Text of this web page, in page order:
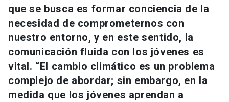
Universidad
Información para keyboard_arrow_down
Futuros estudiantes
Estudiantes
Go to english site
ACCESOS DIRECTOS
que se busca es formar conciencia de la
necesidad de comprometernos con
nuestro entorno, y en este sentido, la
comunicación fluida con los jóvenes es
vital. “El cambio climático es un problema
complejo de abordar; sin embargo, en la
medida que los jóvenes aprendan a